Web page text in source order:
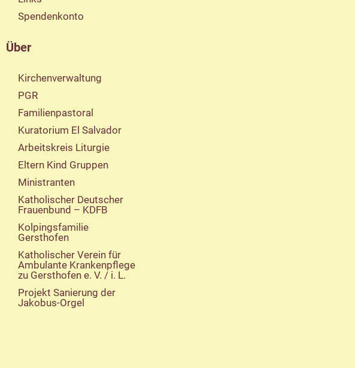
Spendenkonto
Über
Kirchenverwaltung
PGR
Familienpastoral
Kuratorium El Salvador
Arbeitskreis Liturgie
Eltern Kind Gruppen
Ministranten
Katholischer Deutscher
Frauenbund – KDFB
Kolpingsfamilie
Gersthofen
Katholischer Verein für
Ambulante Krankenpflege
zu Gersthofen e. V. / i. L.
Projekt Sanierung der
Jakobus-Orgel